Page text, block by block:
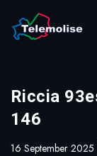
Riccia
146
16 September 2025